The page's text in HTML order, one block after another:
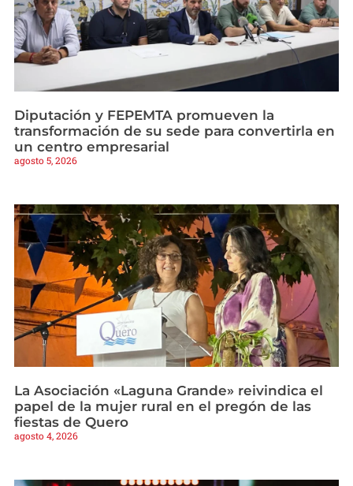
Diputación y FEPEMTA promueven la
transformación de su sede para convertirla en
un centro empresarial
agosto 5, 2026
La Asociación «Laguna Grande» reivindica el
papel de la mujer rural en el pregón de las
fiestas de Quero
agosto 4, 2026